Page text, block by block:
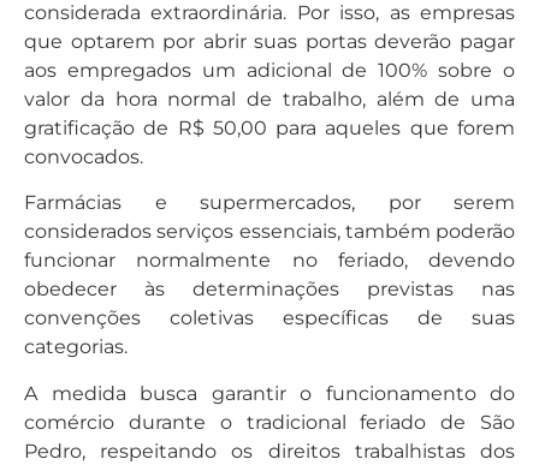
considerada extraordinária. Por isso, as empresas
que optarem por abrir suas portas deverão pagar
aos empregados um adicional de 100% sobre o
valor da hora normal de trabalho, além de uma
gratificação de R$ 50,00 para aqueles que forem
convocados.
Farmácias e supermercados, por serem
considerados serviços essenciais, também poderão
funcionar normalmente no feriado, devendo
obedecer às determinações previstas nas
convenções coletivas específicas de suas
categorias.
A medida busca garantir o funcionamento do
comércio durante o tradicional feriado de São
Pedro, respeitando os direitos trabalhistas dos